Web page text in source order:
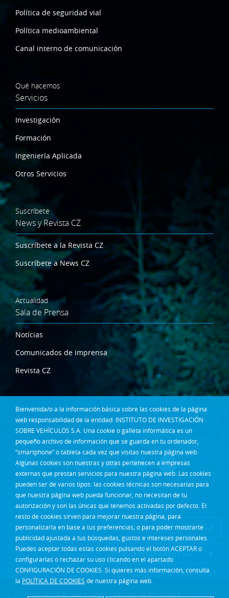
Bienvenida/o a la información básica sobre las cookies de la página
web responsabilidad de la entidad: INSTITUTO DE INVESTIGACIÓN
SOBRE VEHÍCULOS S.A. Una cookie o galleta informática es un
pequeño archivo de información que se guarda en tu ordenador,
“smartphone” o tableta cada vez que visitas nuestra página web.
Algunas cookies son nuestras y otras pertenecen a empresas
externas que prestan servicios para nuestra página web. Las cookies
pueden ser de varios tipos: las cookies técnicas son necesarias para
que nuestra página web pueda funcionar, no necesitan de tu
autorización y son las únicas que tenemos activadas por defecto. El
resto de cookies sirven para mejorar nuestra página, para
personalizarla en base a tus preferencias, o para poder mostrarte
publicidad ajustada a tus búsquedas, gustos e intereses personales.
Puedes aceptar todas estas cookies pulsando el botón ACEPTAR o
configurarlas o rechazar su uso clicando en el apartado
CONFIGURACIÓN DE COOKIES. Si quieres más información, consulta
la POLÍTICA DE COOKIES de nuestra página web.
Política de seguridad vial
Política medioambiental
Canal interno de comunicación
Qué hacemos
Servicios
Investigación
Formación
Ingeniería Aplicada
Otros Servicios
Suscríbete
News y Revista CZ
Suscríbete a la Revista CZ
Suscríbete a News CZ
Actualidad
Sala de Prensa
Notícias
Comunicados de imprensa
Revista CZ
Dónde estamos
Contacta
Síguenos en:
Acceso Intranet
Acceso empleados CZ
Centro Zaragoza © Aviso Legal |Política de Privacidad|